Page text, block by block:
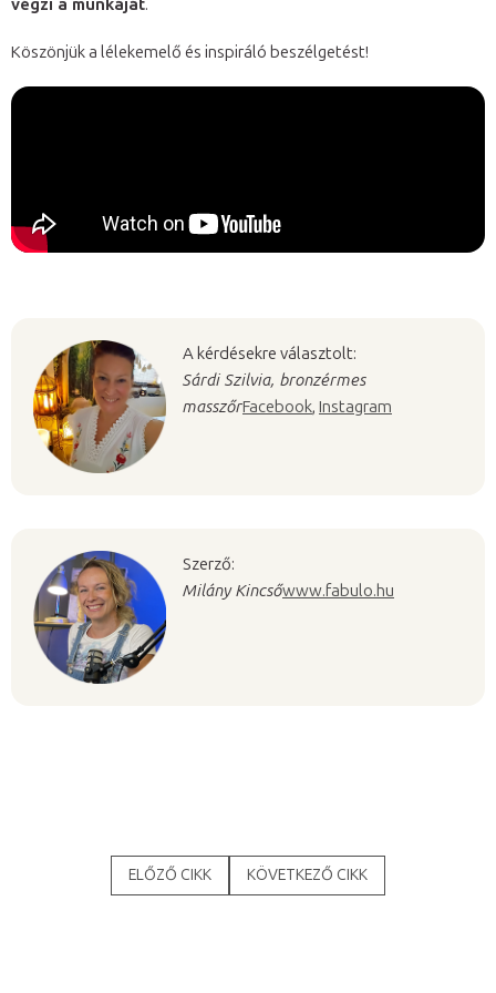
végzi a munkáját.
Köszönjük a lélekemelő és inspiráló beszélgetést!
A kérdésekre választolt:
Sárdi Szilvia, bronzérmes
masszőrFacebook, Instagram
Szerző:
Milány Kincsőwww.fabulo.hu
ELŐZŐ CIKK KÖVETKEZŐ CIKK